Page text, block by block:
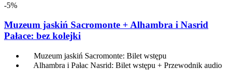
-5%
Muzeum jaskiń Sacromonte + Alhambra i Nasrid
Pałace: bez kolejki
Muzeum jaskiń Sacromonte: Bilet wstępu
Alhambra i Pałac Nasrid: Bilet wstępu + Przewodnik audio